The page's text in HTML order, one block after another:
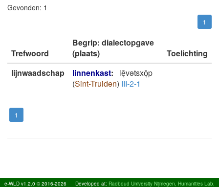
Gevonden: 1
1
Trefwoord
Begrip: dialectopgave
(plaats)
Toelichting
lijnwaadschap
linnenkast:
lēͅvətsxōͅp
(Sint-Truiden) III-2-1
1
e-WLD v1.2.0 © 2016-2026 Developed at: Radboud University Nijmegen, Humanities Lab,